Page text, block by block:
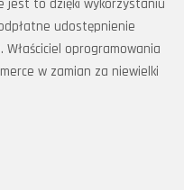
jest to dzięki wykorzystaniu
udostępnienie
oprogramowania
w zamian za niewielki